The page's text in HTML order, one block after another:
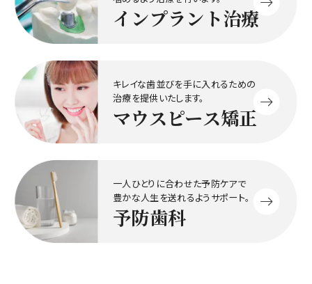
インプラント治療
キレイな歯並びを手に入れるための
治療を提供いたします。
マウスピース矯正
一人ひとりに合わせた予防ケアで
豊かな人生を送れるようサポート。
予防歯科